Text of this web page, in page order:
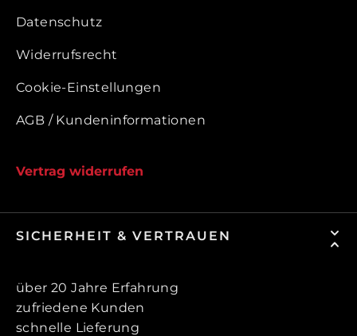
Datenschutz
Widerrufsrecht
Cookie-Einstellungen
AGB / Kundeninformationen
Vertrag widerrufen
SICHERHEIT & VERTRAUEN
über 20 Jahre Erfahrung
zufriedene Kunden
schnelle Lieferung